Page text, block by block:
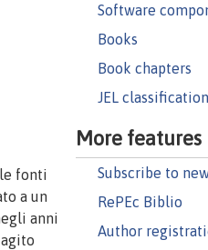
Software
Books
Book chapters
JEL classification
More features
Subscribe to
RePEc Biblio
Author
fonti
a un
anni